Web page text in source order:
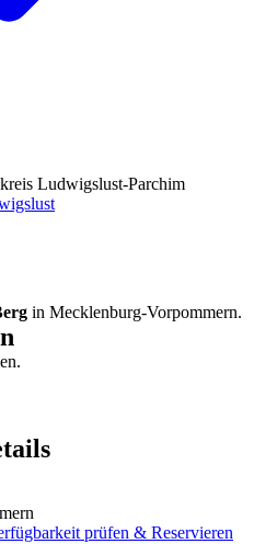
Ludwigslust-Parchim
in Mecklenburg-Vorpommern.
prüfen & Reservieren